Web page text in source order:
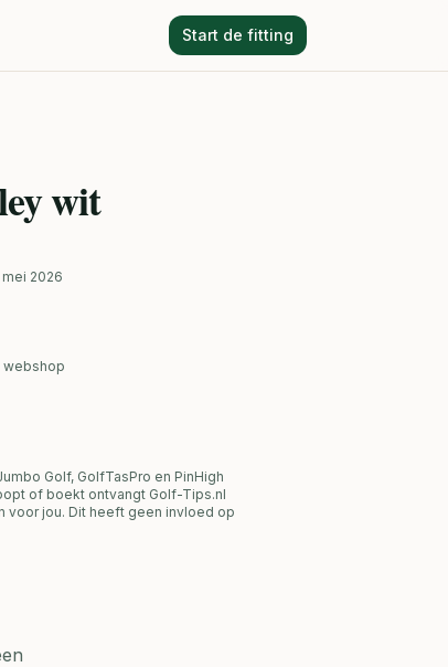
Start de fitting
wit
mei 2026
webshop
Golf, GolfTasPro en PinHigh
of boekt ontvangt Golf-Tips.nl
voor jou. Dit heeft geen invloed op